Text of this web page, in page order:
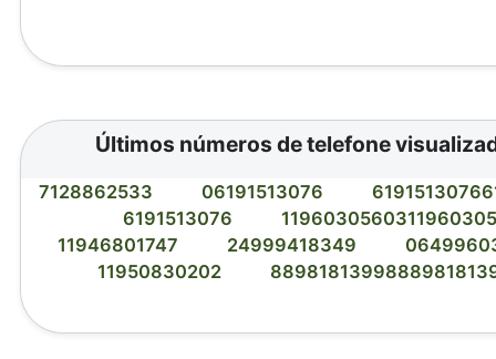
Últimos números de telefone
7128862533 06191513076
6191513076
11946801747
24999418349
11950830202